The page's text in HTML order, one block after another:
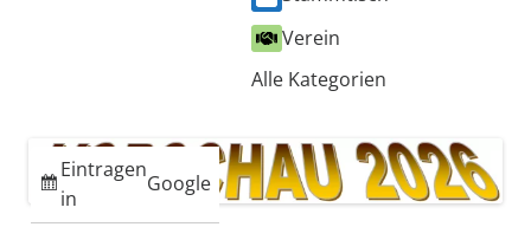
Verein
Alle Kategorien
Eintragen
in
Google